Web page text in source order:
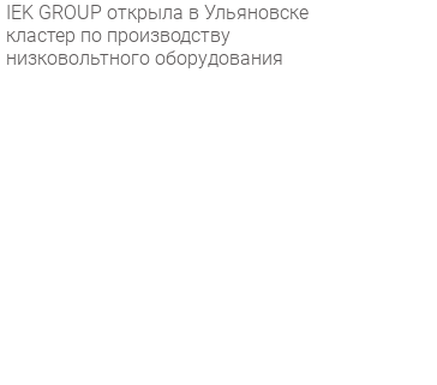
IEK GROUP открыла в Ульяновске
кластер по производству
низковольтного оборудования